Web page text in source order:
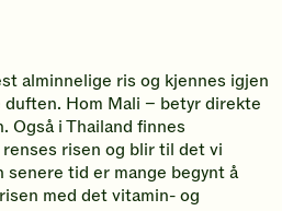
alminnelige ris og kjennes igjen
duften. Hom Mali – betyr direkte
Også i Thailand finnes
risen og blir til det vi
tid er mange begynt å
med det vitamin- og